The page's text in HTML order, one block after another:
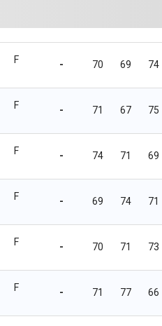
F - 70 69 74
F - 71 67 75
F - 74 71 69
F - 69 74 71
F - 70 71 73
F - 71 77 66